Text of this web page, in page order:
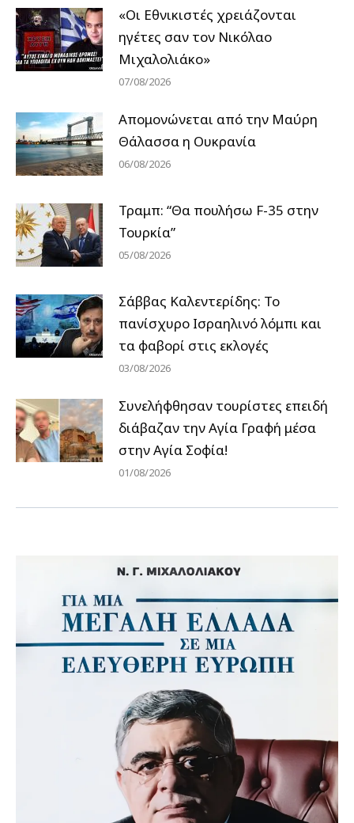
«Οι Εθνικιστές χρειάζονται
ηγέτες σαν τον Νικόλαο
Μιχαλολιάκο»
07/08/2026
Απομονώνεται από την Μαύρη
Θάλασσα η Ουκρανία
06/08/2026
Τραμπ: “Θα πουλήσω F-35 στην
Τουρκία”
05/08/2026
Σάββας Καλεντερίδης: Το
πανίσχυρο Ισραηλινό λόμπι και
τα φαβορί στις εκλογές
03/08/2026
Συνελήφθησαν τουρίστες επειδή
διάβαζαν την Αγία Γραφή μέσα
στην Αγία Σοφία!
01/08/2026